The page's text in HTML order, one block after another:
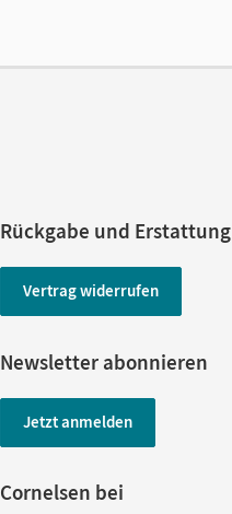
Rückgabe und Erstattung
Vertrag widerrufen
Newsletter abonnieren
Jetzt anmelden
Cornelsen bei